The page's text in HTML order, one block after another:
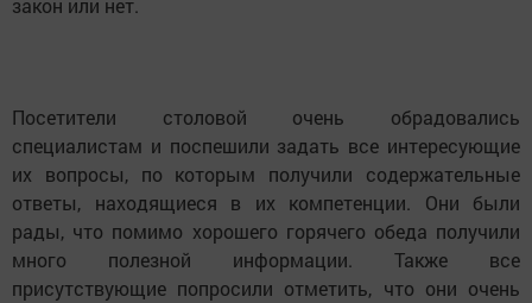
закон или нет.
Посетители столовой очень обрадовались
специалистам и поспешили задать все интересующие
их вопросы, по которым получили содержательные
ответы, находящиеся в их компетенции. Они были
рады, что помимо хорошего горячего обеда получили
много полезной информации. Также все
присутствующие попросили отметить, что они очень